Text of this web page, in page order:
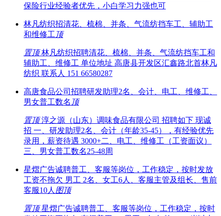
保险行业经验者优先，小白学习力强也可
林凡纺织招清花、梳棉、并条、气流纺挡车工、辅助工
和维修工 顶
置顶林凡纺织招聘清花、梳棉、并条、气流纺挡车工和
辅助工、维修工 单位地址 高唐县开发区汇鑫路北首林凡
纺织 联系人 151 66580287
高唐食品公司招聘研发助理2名、会计、电工、维修工、
男女普工数名 顶
置顶淳之源（山东）调味食品有限公司 招聘如下 现诚
招 一、研发助理2名、会计（年龄35-45），有经验优先
录用，薪资待遇 3000+二、电工、维修工（工资面议）
三、男女普工数名25-48周
星熠广告诚聘普工、客服等岗位，工作稳定，按时发放
工资不拖欠 男工 2名、女工6人、客服主管及组长、售前
客服10人 图顶
置顶星熠广告诚聘普工、客服等岗位，工作稳定，按时